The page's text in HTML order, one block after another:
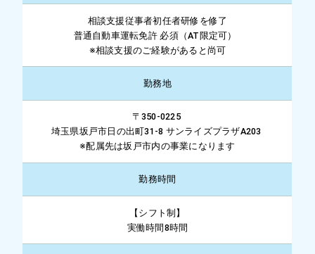
相談支援従事者初任者研修を修了
普通自動車運転免許 必須（AT限定可）
※相談支援のご経験があると尚可
勤務地
〒350-0225
埼玉県坂戸市日の出町31-8 サンライズプラザA203
※配属先は坂戸市内の事業になります
勤務時間
【シフト制】
実働時間8時間